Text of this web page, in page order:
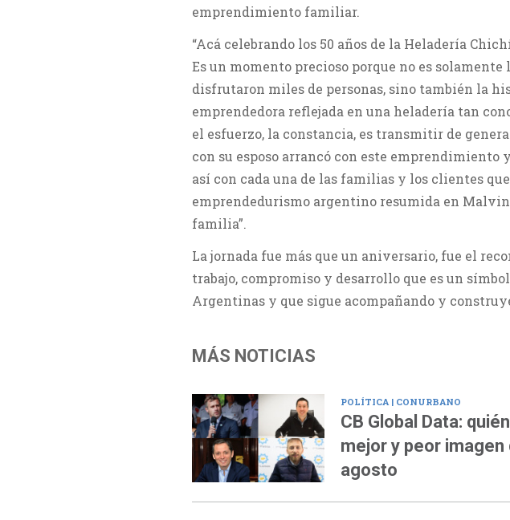
emprendimiento familiar.
“Acá celebrando los 50 años de la Heladería
Es un momento precioso porque no es
disfrutaron miles de personas, sino también la
emprendedora reflejada en una heladería tan
el esfuerzo, la constancia, es transmitir de
con su esposo arrancó con este emprendimiento
así con cada una de las familias y los clientes
emprendedurismo argentino resumida en
familia”.
La jornada fue más que un aniversario, fue el
trabajo, compromiso y desarrollo que es un
Argentinas y que sigue acompañando y
MÁS NOTICIAS
POLÍTICA | CONURBANO
CB Global Data:
mejor y peor imagen
agosto